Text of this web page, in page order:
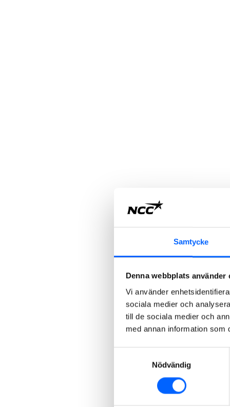
Samtycke
Denna webbplats använder
Vi använder
sociala medier och
till de sociala medier och
med annan information som
Nödvändig